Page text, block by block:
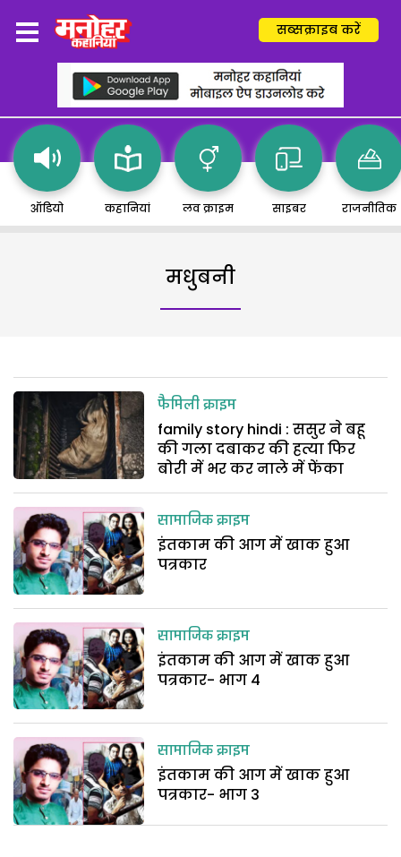
सब्सक्राइब करें
ऑडियो कहानियां लव क्राइम साइबर राजनीतिक
मधुबनी
फैमिली क्राइम
family story hindi : ससुर ने बहू
की गला दबाकर की हत्या फिर
बोरी में भर कर नाले में फेंका
सामाजिक क्राइम
इंतकाम की आग में खाक हुआ
पत्रकार
सामाजिक क्राइम
इंतकाम की आग में खाक हुआ
पत्रकार- भाग 4
सामाजिक क्राइम
इंतकाम की आग में खाक हुआ
पत्रकार- भाग 3